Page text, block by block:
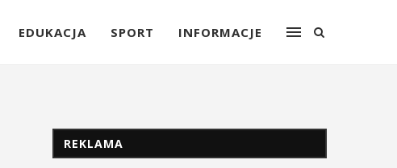
EDUKACJA SPORT INFORMACJE
REKLAMA